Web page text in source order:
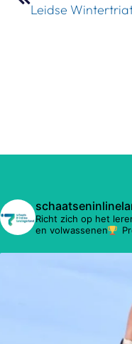
Leidse
Richt zich op het
en volwassenen